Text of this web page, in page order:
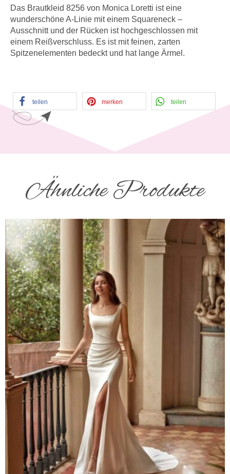
Das Brautkleid 8256 von Monica Loretti ist eine
wunderschöne A-Linie mit einem Squareneck –
Ausschnitt und der Rücken ist hochgeschlossen mit
einem Reißverschluss. Es ist mit feinen, zarten
Spitzenelementen bedeckt und hat lange Ärmel.
teilen merken teilen
Ähnliche Produkte